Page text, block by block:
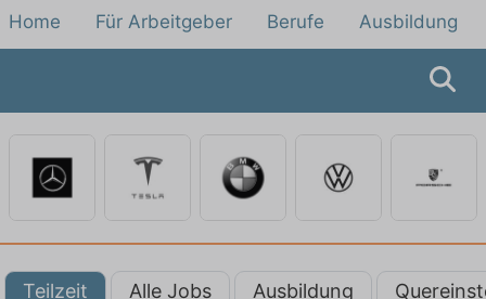
Home Für Arbeitgeber Berufe Ausbildung
Teilzeit Alle Jobs Ausbildung